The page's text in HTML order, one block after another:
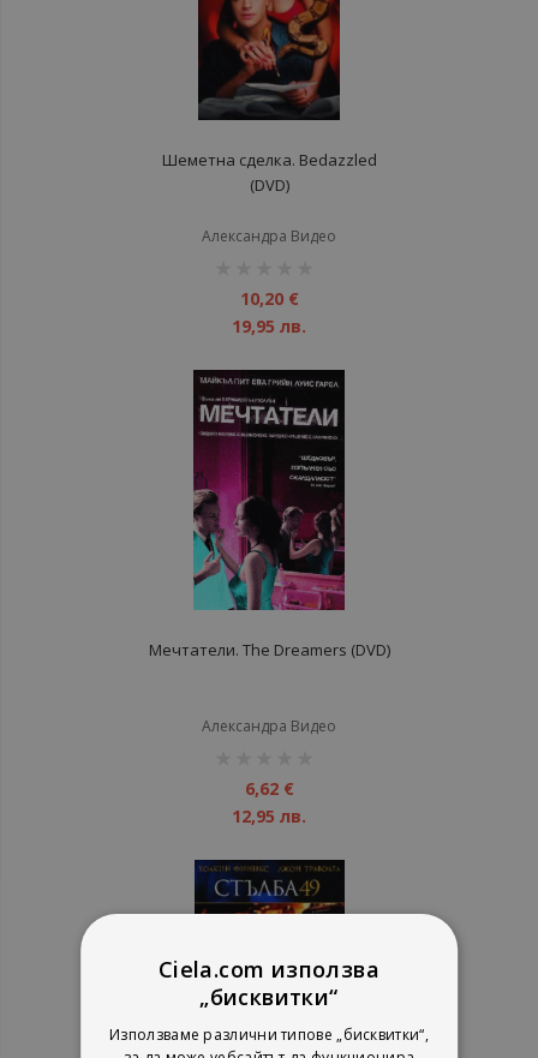
Шеметна сделка. Bedazzled
(DVD)
Александра Видео
10,20 €
19,95 лв.
Мечтатели. The Dreamers (DVD)
Александра Видео
6,62 €
12,95 лв.
Ciela.com използва
„бисквитки“
Използваме различни типове „бисквитки“,